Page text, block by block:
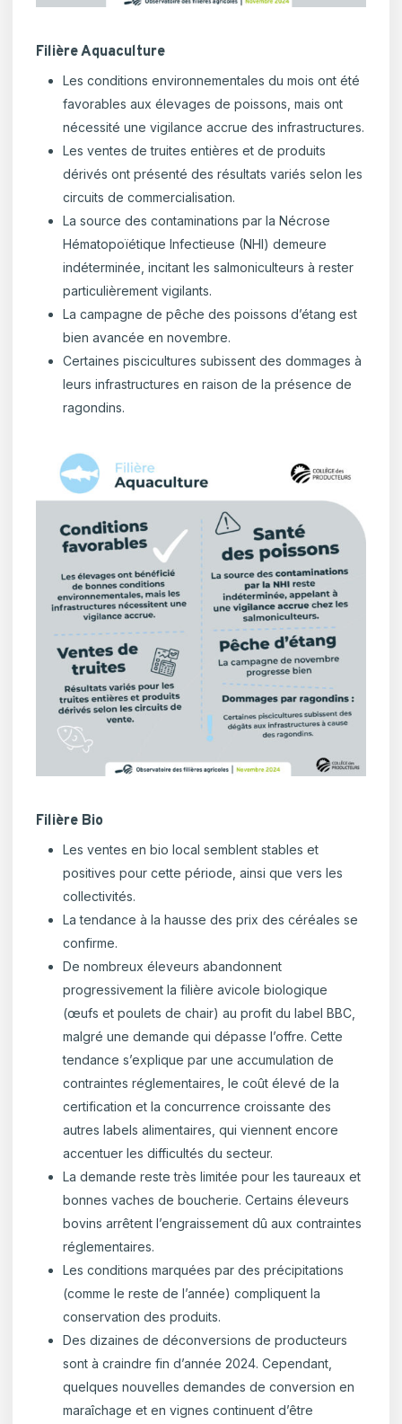
Filière Aquaculture
Les conditions environnementales du mois ont été
favorables aux élevages de poissons, mais ont
nécessité une vigilance accrue des infrastructures.
Les ventes de truites entières et de produits
dérivés ont présenté des résultats variés selon les
circuits de commercialisation.
La source des contaminations par la Nécrose
Hématopoïétique Infectieuse (NHI) demeure
indéterminée, incitant les salmoniculteurs à rester
particulièrement vigilants.
La campagne de pêche des poissons d’étang est
bien avancée en novembre.
Certaines piscicultures subissent des dommages à
leurs infrastructures en raison de la présence de
ragondins.
Filière Bio
Les ventes en bio local semblent stables et
positives pour cette période, ainsi que vers les
collectivités.
La tendance à la hausse des prix des céréales se
confirme.
De nombreux éleveurs abandonnent
progressivement la filière avicole biologique
(œufs et poulets de chair) au profit du label BBC,
malgré une demande qui dépasse l’offre. Cette
tendance s’explique par une accumulation de
contraintes réglementaires, le coût élevé de la
certification et la concurrence croissante des
autres labels alimentaires, qui viennent encore
accentuer les difficultés du secteur.
La demande reste très limitée pour les taureaux et
bonnes vaches de boucherie. Certains éleveurs
bovins arrêtent l’engraissement dû aux contraintes
réglementaires.
Les conditions marquées par des précipitations
(comme le reste de l’année) compliquent la
conservation des produits.
Des dizaines de déconversions de producteurs
sont à craindre fin d’année 2024. Cependant,
quelques nouvelles demandes de conversion en
maraîchage et en vignes continuent d’être